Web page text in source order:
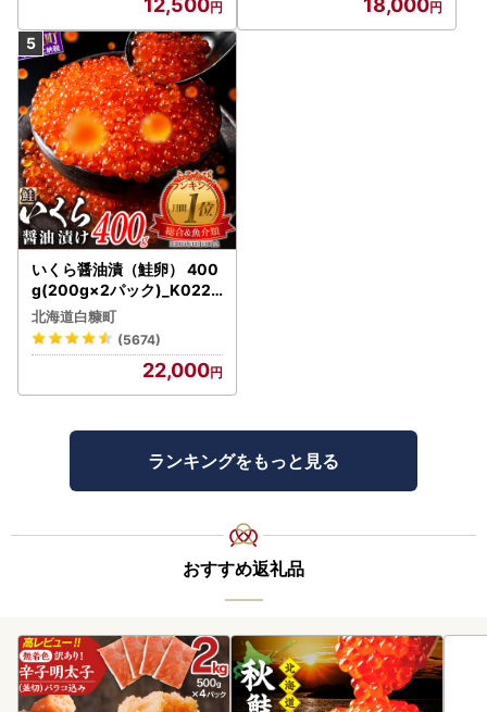
12,500 18,000
いくら醤油漬（鮭卵） 400
g(200g×2パック)_K022-
1676
北海道白糠町
(5674)
22,000
ランキングをもっと見る
おすすめ返礼品